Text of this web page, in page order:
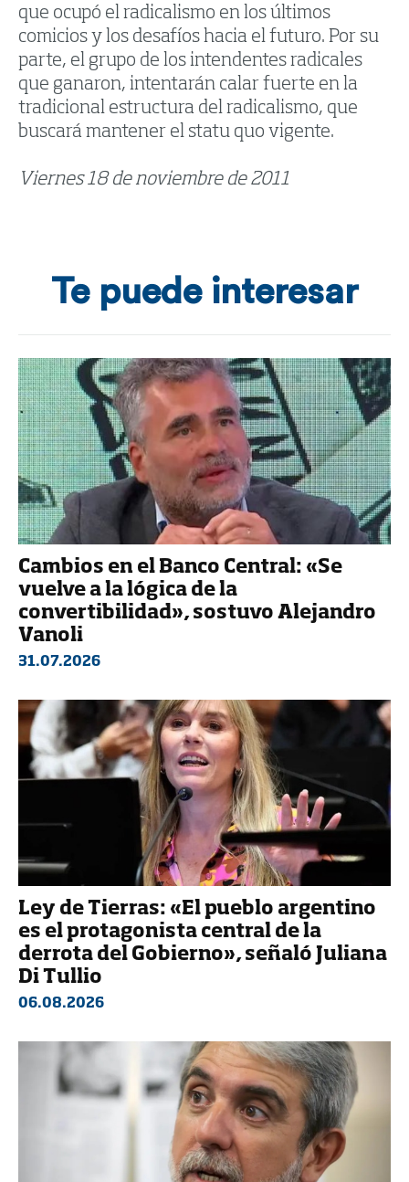
que ocupó el radicalismo en los últimos
comicios y los desafíos hacia el futuro. Por su
parte, el grupo de los intendentes radicales
que ganaron, intentarán calar fuerte en la
tradicional estructura del radicalismo, que
buscará mantener el statu quo vigente.
Viernes 18 de noviembre de 2011
Te puede interesar
Cambios en el Banco Central: «Se
vuelve a la lógica de la
convertibilidad», sostuvo Alejandro
Vanoli
31.07.2026
Ley de Tierras: «El pueblo argentino
es el protagonista central de la
derrota del Gobierno», señaló Juliana
Di Tullio
06.08.2026